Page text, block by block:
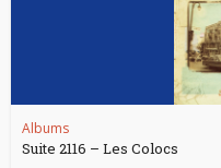
Albums
Suite 2116 – Les Colocs